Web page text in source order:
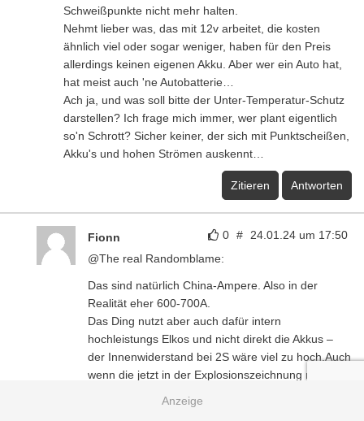
Schweißpunkte nicht mehr halten.
Nehmt lieber was, das mit 12v arbeitet, die kosten
ähnlich viel oder sogar weniger, haben für den Preis
allerdings keinen eigenen Akku. Aber wer ein Auto hat,
hat meist auch 'ne Autobatterie…
Ach ja, und was soll bitte der Unter-Temperatur-Schutz
darstellen? Ich frage mich immer, wer plant eigentlich
so'n Schrott? Sicher keiner, der sich mit Punktscheißen,
Akku's und hohen Strömen auskennt…
Zitieren Antworten
0 # 24.01.24 um 17:50
Fionn
@The real Randomblame:
Das sind natürlich China-Ampere. Also in der
Realität eher 600-700A.
Das Ding nutzt aber auch dafür intern
hochleistungs Elkos und nicht direkt die Akkus –
der Innenwiderstand bei 2S wäre viel zu hoch.Auch
wenn die jetzt in der Explosionszeichnung nicht
Ich besitze ein ähnliches Gerät und bei 0,15-0,20er